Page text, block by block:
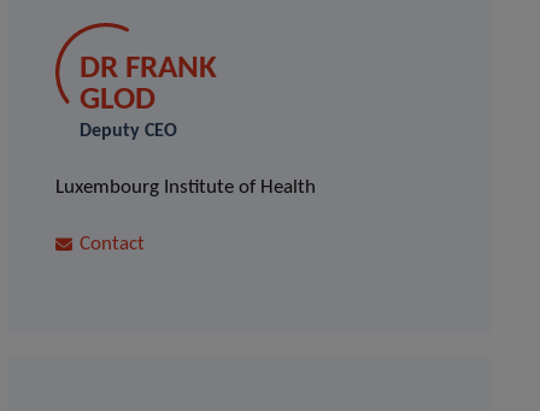
DR FRANK
GLOD
Deputy CEO
Luxembourg Institute of Health
Contact